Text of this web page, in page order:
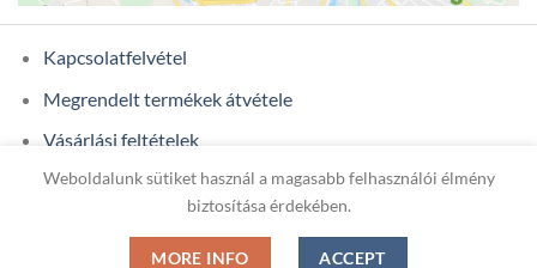
Kapcsolatfelvétel
Megrendelt termékek átvétele
Vásárlási feltételek
Ügyfél adatok
Weboldalunk sütiket használ a magasabb felhasználói élmény
biztosítása érdekében.
MORE INFO ACCEPT